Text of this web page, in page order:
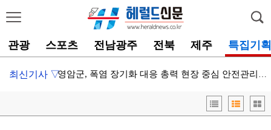
관광 스포츠 전남광주 전북 제주 특집기획
영암군, 폭염 장기화 대응 총력 현장 중심 안전관리 강…
나주시, .기업 4곳 다시면 취약계층 위해 라면 200…
영암군, 일본 사가현 간자키고등학교와 교육 교류 협력 …
최신기사 ▽